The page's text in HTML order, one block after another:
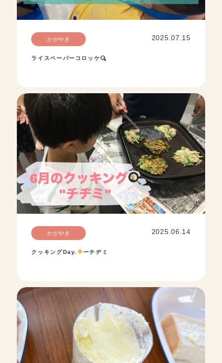
かがやき 2025.07.15
ライスペーパーコロッケ
かがやき 2025.06.14
クッキング‪Day. ーチヂミ